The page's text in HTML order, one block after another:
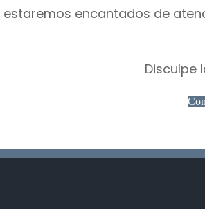
estaremos encantados de
Disculpe